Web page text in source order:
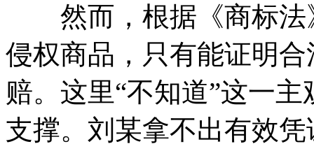
然而，根据《商标法
侵权商品，只有能证明
赔。这里“不知道”这一
支撑。刘某拿不出有效